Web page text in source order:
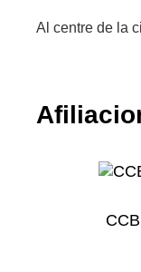
Al centre de la
CCB